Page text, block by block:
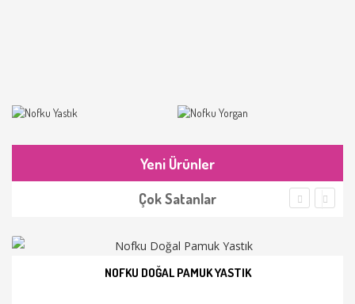
Yeni Ürünler
Çok Satanlar
NOFKU DOĞAL PAMUK YASTIK